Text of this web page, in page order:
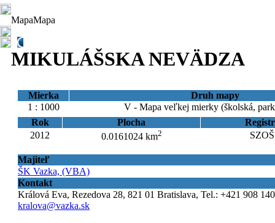
MapaMapa
MIKULÁŠSKA NEVÄDZA
Mierka
Druh mapy
1 : 1000
V - Mapa veľkej mierky (školská,
Rok
Plocha
2012
0.0161024 km2
Majiteľ
ŠK Vazka, (VBA)
Kontakt
Králová Eva, Rezedova 28, 821 01 Bratislava, Tel.: +421 908
kralova@vazka.sk